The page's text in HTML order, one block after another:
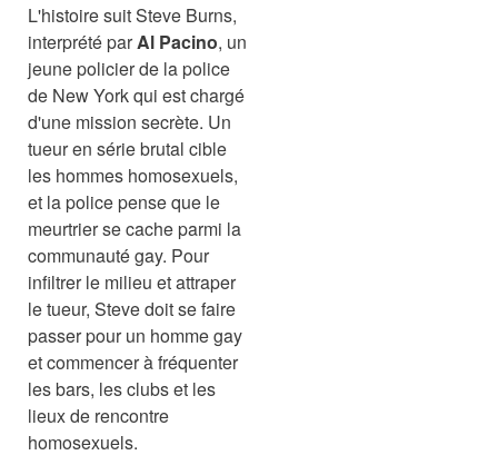
L'histoire suit Steve Burns,
interprété parAl Pacino, un
jeune policier de la police
de New York qui est chargé
d'une mission secrète. Un
tueur en série brutal cible
les hommes homosexuels,
et la police pense que le
meurtrier se cache parmi la
communauté gay. Pour
infiltrer le milieu et attraper
le tueur, Steve doit se faire
passer pour un homme gay
et commencer à fréquenter
les bars, les clubs et les
lieux de rencontre
homosexuels.